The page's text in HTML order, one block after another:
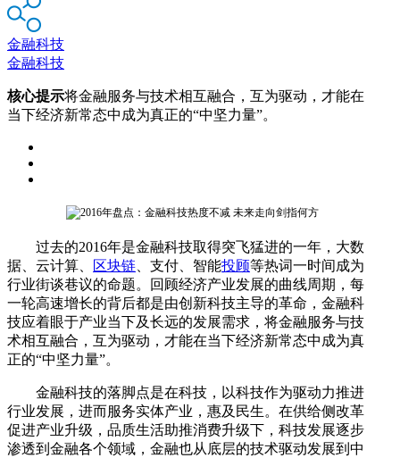
金融科技
金融科技
核心提示将金融服务与技术相互融合，互为驱动，才能在
当下经济新常态中成为真正的“中坚力量”。
过去的2016年是金融科技取得突飞猛进的一年，大数
据、云计算、
区块链 、支付、智能投顾等热词一时间成为
行业街谈巷议的命题。回顾经济产业发展的曲线周期，每
一轮高速增长的背后都是由创新科技主导的革命，金融科
技应着眼于产业当下及长远的发展需求，将金融服务与技
术相互融合，互为驱动，才能在当下经济新常态中成为真
正的“中坚力量”。
金融科技的落脚点是在科技，以科技作为驱动力推进
行业发展，进而服务实体产业，惠及民生。在供给侧改革
促进产业升级，品质生活助推消费升级下，科技发展逐步
渗透到金融各个领域，金融也从底层的技术驱动发展到中